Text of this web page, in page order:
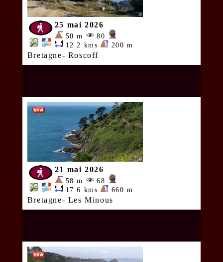
25 mai 2026
50 m
80
12.2 kms
200 m
Bretagne- Roscoff
21 mai 2026
58 m
68
17.6 kms
660 m
Bretagne- Les Minous